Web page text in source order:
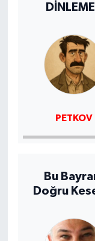
PETKOV
Bu
Doğru